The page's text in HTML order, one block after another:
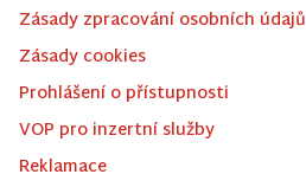
Zásady zpracování osobních údajů
Zásady cookies
Prohlášení o přístupnosti
VOP pro inzertní služby
Reklamace